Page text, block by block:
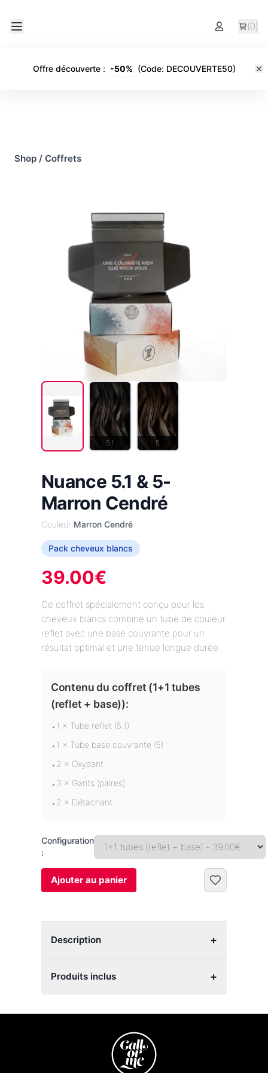
(0)
Offre découverte: -50% (Code: DECOUVERTE50)
Shop / Coffrets
5.1 5
Nuance 5.1 & 5-
Marron Cendré
Couleur:Marron Cendré
Pack cheveux blancs
39.00€
Ce coffret spécialement conçu pour les
cheveux blancs combine un tube de couleur
reflet avec une base couvrante pour un
résultat optimal et une tenue longue durée.
Contenu du coffret (1+1 tubes
(reflet + base)):
• 1 × Tube reflet (5.1)
• 1 × Tube base couvrante (5)
• 2 × Oxydant
• 3 × Gants (paires)
• 2 × Détachant
Configuration
:
Ajouter au panier
Description +
Produits inclus +